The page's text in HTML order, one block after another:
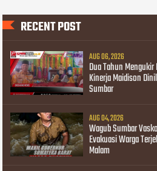
RECENT POST
AUG 06, 2026
Dua Tahun
Kinerja Maidison
Sumbar
AUG 04, 2026
Wagub Sumbar
Evakuasi Warga
Malam